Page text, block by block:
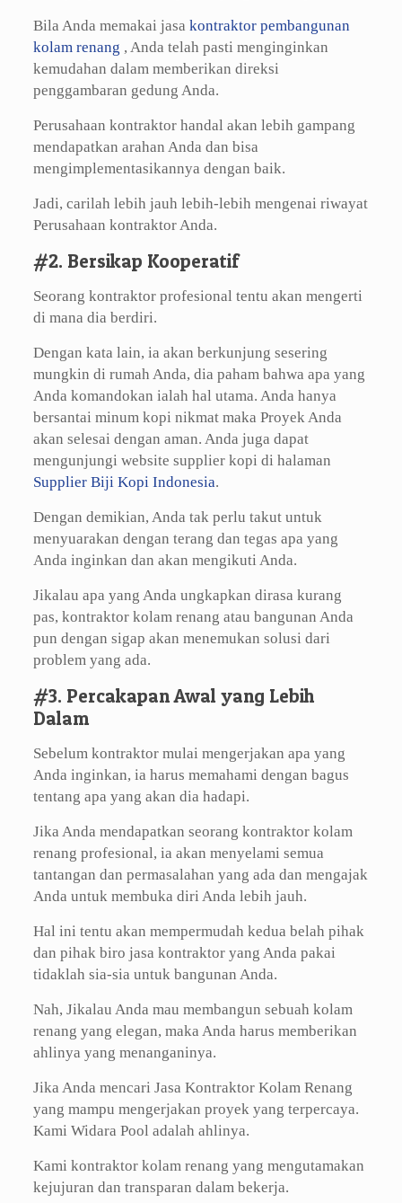
Bila Anda memakai jasa kontraktor pembangunan
kolam renang , Anda telah pasti menginginkan
kemudahan dalam memberikan direksi
penggambaran gedung Anda.
Perusahaan kontraktor handal akan lebih gampang
mendapatkan arahan Anda dan bisa
mengimplementasikannya dengan baik.
Jadi, carilah lebih jauh lebih-lebih mengenai riwayat
Perusahaan kontraktor Anda.
#2. Bersikap Kooperatif
Seorang kontraktor profesional tentu akan mengerti
di mana dia berdiri.
Dengan kata lain, ia akan berkunjung sesering
mungkin di rumah Anda, dia paham bahwa apa yang
Anda komandokan ialah hal utama. Anda hanya
bersantai minum kopi nikmat maka Proyek Anda
akan selesai dengan aman. Anda juga dapat
mengunjungi website supplier kopi di halaman
Supplier Biji Kopi Indonesia.
Dengan demikian, Anda tak perlu takut untuk
menyuarakan dengan terang dan tegas apa yang
Anda inginkan dan akan mengikuti Anda.
Jikalau apa yang Anda ungkapkan dirasa kurang
pas, kontraktor kolam renang atau bangunan Anda
pun dengan sigap akan menemukan solusi dari
problem yang ada.
#3. Percakapan Awal yang Lebih
Dalam
Sebelum kontraktor mulai mengerjakan apa yang
Anda inginkan, ia harus memahami dengan bagus
tentang apa yang akan dia hadapi.
Jika Anda mendapatkan seorang kontraktor kolam
renang profesional, ia akan menyelami semua
tantangan dan permasalahan yang ada dan mengajak
Anda untuk membuka diri Anda lebih jauh.
Hal ini tentu akan mempermudah kedua belah pihak
dan pihak biro jasa kontraktor yang Anda pakai
tidaklah sia-sia untuk bangunan Anda.
Nah, Jikalau Anda mau membangun sebuah kolam
renang yang elegan, maka Anda harus memberikan
ahlinya yang menanganinya.
Jika Anda mencari Jasa Kontraktor Kolam Renang
yang mampu mengerjakan proyek yang terpercaya.
Kami Widara Pool adalah ahlinya.
Kami kontraktor kolam renang yang mengutamakan
kejujuran dan transparan dalam bekerja.